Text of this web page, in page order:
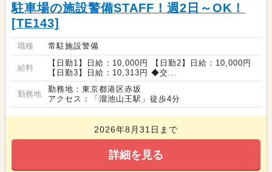
駐車場の施設警備STAFF！週2日～OK！
[TE143]
職種 常駐施設警備
給料
【日勤1】日給：10,000円 【日勤2】日給：10,000円
【日勤3】日給：10,313円 ◆交...
勤務地
勤務地：東京都港区赤坂
アクセス：「溜池山王駅」徒歩4分
2026年8月31日まで
詳細を見る